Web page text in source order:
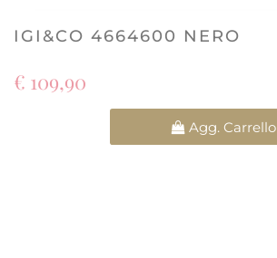
IGI&CO 4664600 NERO
€ 109,90
Agg. Carrello